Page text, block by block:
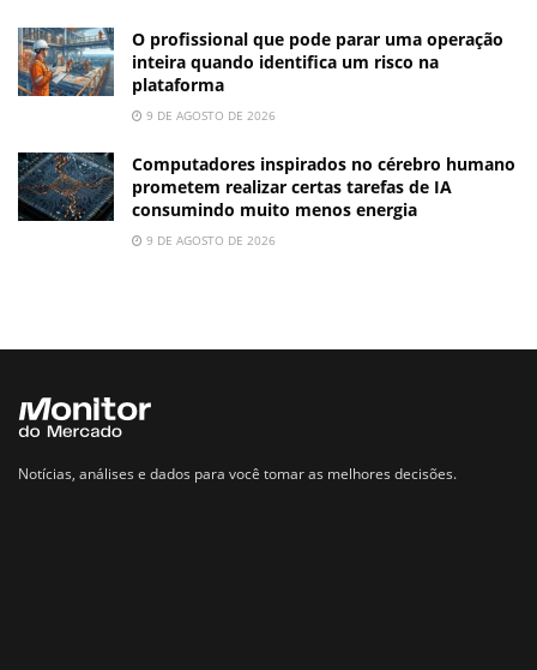
O profissional que pode parar uma operação
inteira quando identifica um risco na
plataforma
9 DE AGOSTO DE 2026
Computadores inspirados no cérebro humano
prometem realizar certas tarefas de IA
consumindo muito menos energia
9 DE AGOSTO DE 2026
Notícias, análises e dados para você tomar as melhores decisões.